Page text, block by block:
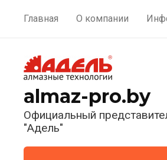
Главная О компании
almaz-pro.by
Официальный
"Адель"